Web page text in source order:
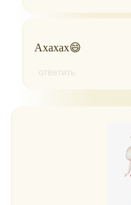
Ахахах😄
ответить